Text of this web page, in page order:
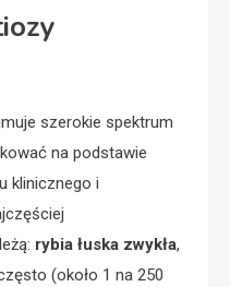
szerokie spektrum
na podstawie
klinicznego i
rybia łuska zwykła,
(około 1 na 250